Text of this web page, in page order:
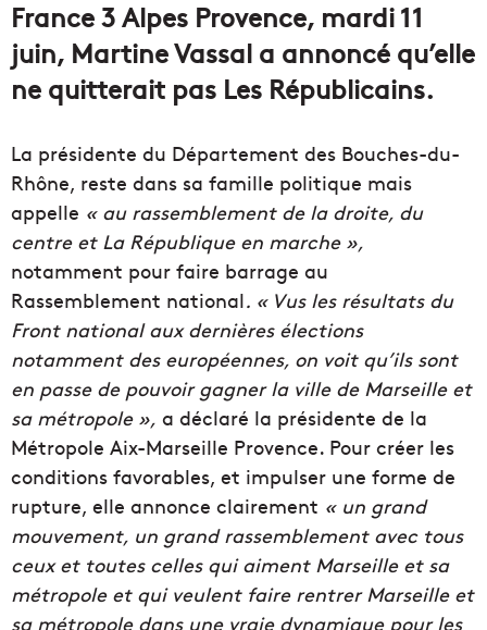
France 3 Alpes Provence, mardi 11
juin, Martine Vassal a annoncé qu’elle
ne quitterait pas Les Républicains.
La présidente du Département des Bouches-du-
Rhône, reste dans sa famille politique mais
appelle « au rassemblement de la droite, du
centre et La République en marche »,
notamment pour faire barrage au
Rassemblement national. « Vus les résultats du
Front national aux dernières élections
notamment des européennes, on voit qu’ils sont
en passe de pouvoir gagner la ville de Marseille et
sa métropole », a déclaré la présidente de la
Métropole Aix-Marseille Provence. Pour créer les
conditions favorables, et impulser une forme de
rupture, elle annonce clairement « un grand
mouvement, un grand rassemblement avec tous
ceux et toutes celles qui aiment Marseille et sa
métropole et qui veulent faire rentrer Marseille et
sa métropole dans une vraie dynamique pour les